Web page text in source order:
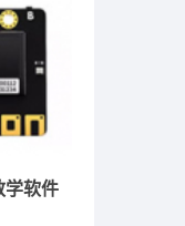
学软件